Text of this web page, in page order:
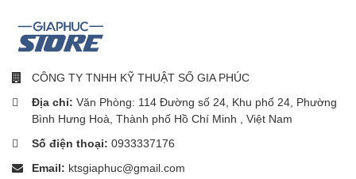
CÔNG TY TNHH KỸ THUẬT SỐ GIA PHÚC
Địa chỉ: Văn Phòng: 114 Đường số 24, Khu phố 24, Phường
Bình Hưng Hoà, Thành phố Hồ Chí Minh , Việt Nam
Số điện thoại: 0933337176
Email: ktsgiaphuc@gmail.com